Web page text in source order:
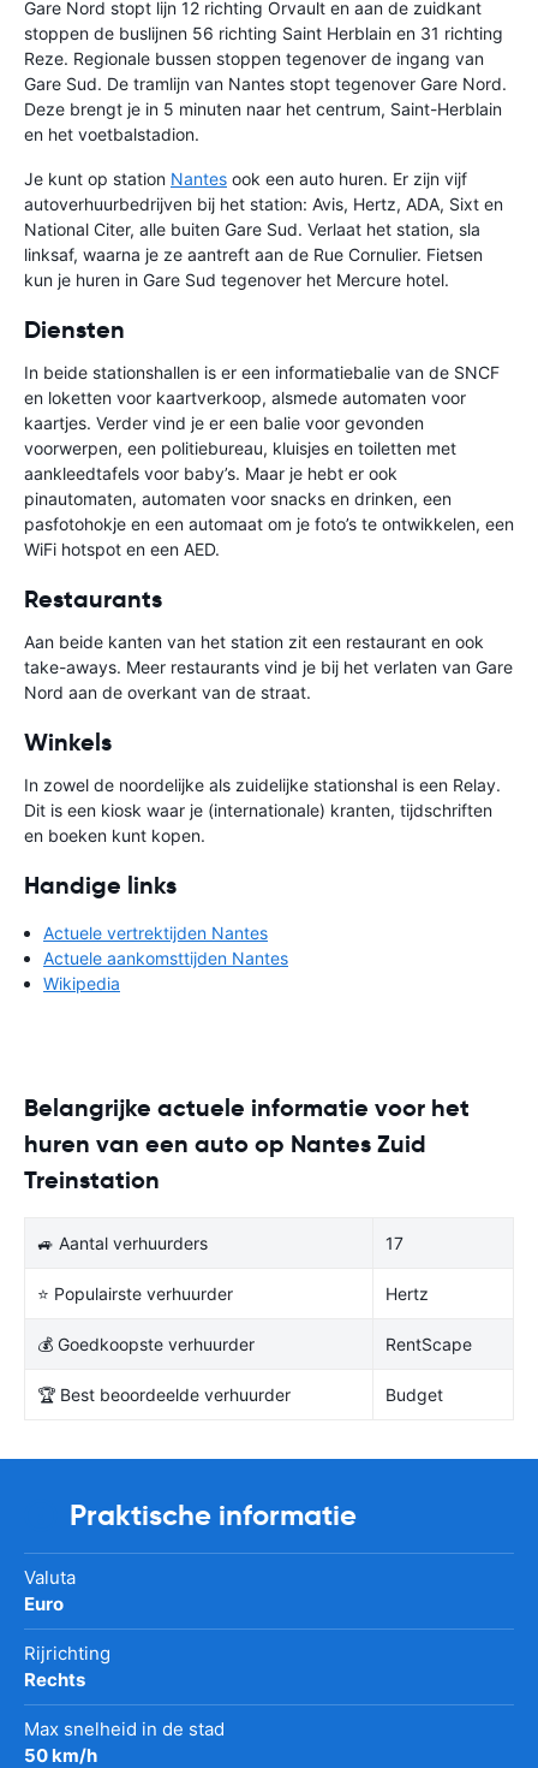
Gare Nord stopt lijn 12 richting Orvault en aan de zuidkant
stoppen de buslijnen 56 richting Saint Herblain en 31 richting
Reze. Regionale bussen stoppen tegenover de ingang van
Gare Sud. De tramlijn van Nantes stopt tegenover Gare Nord.
Deze brengt je in 5 minuten naar het centrum, Saint-Herblain
en het voetbalstadion.
Je kunt op station Nantes ook een auto huren. Er zijn vijf
autoverhuurbedrijven bij het station: Avis, Hertz, ADA, Sixt en
National Citer, alle buiten Gare Sud. Verlaat het station, sla
linksaf, waarna je ze aantreft aan de Rue Cornulier. Fietsen
kun je huren in Gare Sud tegenover het Mercure hotel.
Diensten
In beide stationshallen is er een informatiebalie van de SNCF
en loketten voor kaartverkoop, alsmede automaten voor
kaartjes. Verder vind je er een balie voor gevonden
voorwerpen, een politiebureau, kluisjes en toiletten met
aankleedtafels voor baby’s. Maar je hebt er ook
pinautomaten, automaten voor snacks en drinken, een
pasfotohokje en een automaat om je foto’s te ontwikkelen, een
WiFi hotspot en een AED.
Restaurants
Aan beide kanten van het station zit een restaurant en ook
take-aways. Meer restaurants vind je bij het verlaten van Gare
Nord aan de overkant van de straat.
Winkels
In zowel de noordelijke als zuidelijke stationshal is een Relay.
Dit is een kiosk waar je (internationale) kranten, tijdschriften
en boeken kunt kopen.
Handige links
Actuele vertrektijden Nantes
Actuele aankomsttijden Nantes
Wikipedia
Belangrijke actuele informatie voor het
huren van een auto op Nantes Zuid
Treinstation
🚙 Aantal verhuurders 17
⭐ Populairste verhuurder Hertz
💰 Goedkoopste verhuurder RentScape
🏆 Best beoordeelde verhuurder Budget
Praktische informatie
Valuta
Euro
Rijrichting
Rechts
Max snelheid in de stad
50 km/h